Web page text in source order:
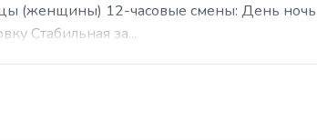
(женщины) 12-часовые смены: День ночь
Стабильная за...